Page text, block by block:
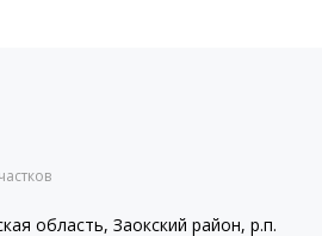
область, Заокский район, р.п.